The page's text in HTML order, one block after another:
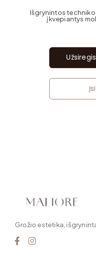
Išgrynintos
įkvepiantys
Grožio estetika,